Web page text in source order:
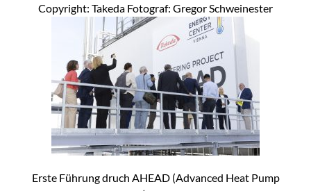
Copyright: Takeda Fotograf: Gregor Schweinester
Erste Führung druch AHEAD (Advanced Heat Pump